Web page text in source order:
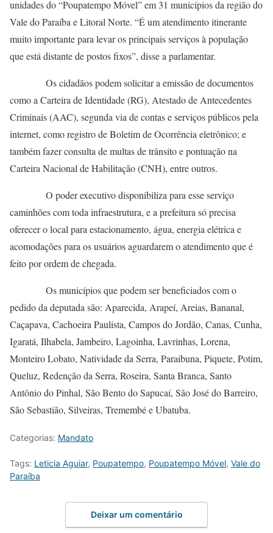
unidades do “Poupatempo Móvel” em 31 municípios da região do
Vale do Paraíba e Litoral Norte. “É um atendimento itinerante
muito importante para levar os principais serviços à população
que está distante de postos fixos”, disse a parlamentar.
Os cidadãos podem solicitar a emissão de documentos
como a Carteira de Identidade (RG), Atestado de Antecedentes
Criminais (AAC), segunda via de contas e serviços públicos pela
internet, como registro de Boletim de Ocorrência eletrônico; e
também fazer consulta de multas de trânsito e pontuação na
Carteira Nacional de Habilitação (CNH), entre outros.
O poder executivo disponibiliza para esse serviço
caminhões com toda infraestrutura, e a prefeitura só precisa
oferecer o local para estacionamento, água, energia elétrica e
acomodações para os usuários aguardarem o atendimento que é
feito por ordem de chegada.
Os municípios que podem ser beneficiados com o
pedido da deputada são: Aparecida, Arapeí, Areias, Bananal,
Caçapava, Cachoeira Paulista, Campos do Jordão, Canas, Cunha,
Igaratá, Ilhabela, Jambeiro, Lagoinha, Lavrinhas, Lorena,
Monteiro Lobato, Natividade da Serra, Paraibuna, Piquete, Potim,
Queluz, Redenção da Serra, Roseira, Santa Branca, Santo
Antônio do Pinhal, São Bento do Sapucaí, São José do Barreiro,
São Sebastião, Silveiras, Tremembé e Ubatuba.
Categorias: Mandato
Tags: Leticia Aguiar, Poupatempo, Poupatempo Móvel, Vale do
Paraíba
Deixar um comentário